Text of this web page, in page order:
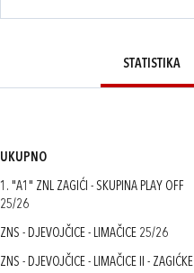
STATISTIKA
UKUPNO
1. "A1" ZNL ZAGIĆI - SKUPINA PLAY OFF
25/26
ZNS - DJEVOJČICE - LIMAČICE 25/26
ZNS - DJEVOJČICE - LIMAČICE II - ZAGIĆKE